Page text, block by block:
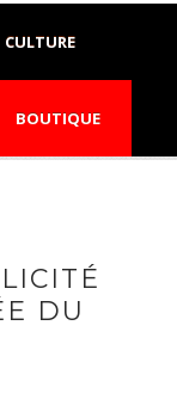
CULTURE
BOUTIQUE
DU